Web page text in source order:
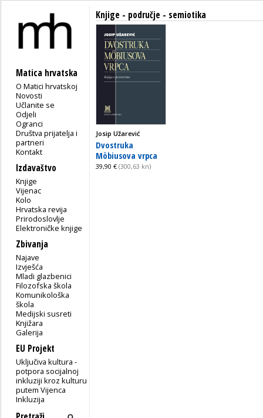
Matica hrvatska
O Matici hrvatskoj
Novosti
Učlanite se
Odjeli
Ogranci
Društva prijatelja i
partneri
Kontakt
Izdavaštvo
Knjige
Vijenac
Kolo
Hrvatska revija
Prirodoslovlje
Elektroničke knjige
Zbivanja
Najave
Izvješća
Mladi glazbenici
Filozofska škola
Komunikološka
škola
Medijski susreti
Knjižara
Galerija
EU Projekt
Uključiva kultura -
potpora socijalnoj
inkluziji kroz kulturu
putem Vijenca
Inkluzija
Knjige - područje - semiotika
Josip Užarević
Dvostruka
Möbiusova vrpca
39,90 € (300,63 kn)